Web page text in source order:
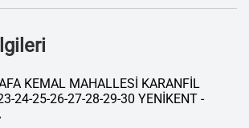
KEMAL MAHALLESİ KARANFİL
24-25-26-27-28-29-30 YENİKENT -